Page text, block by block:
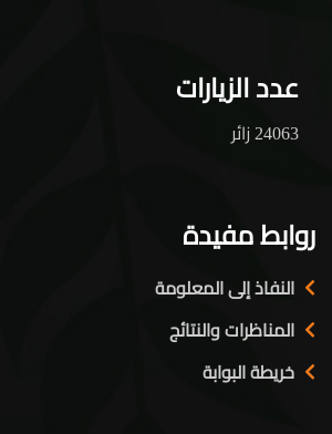
عدد الزيارات
24063 زائر
روابط مفيدة
النفاذ إلى المعلومة
المناظرات والنتائج
خريطة البوابة